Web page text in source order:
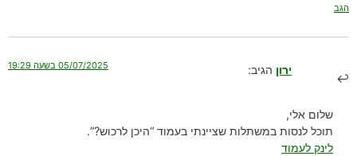
הגב
ירון הגיב: 05/07/2025 בשעה 19:29
שלום אלי,
תוכל לנסות במשתלות שציינתי בעמוד “היכן לרכוש?”.
לינק לעמוד